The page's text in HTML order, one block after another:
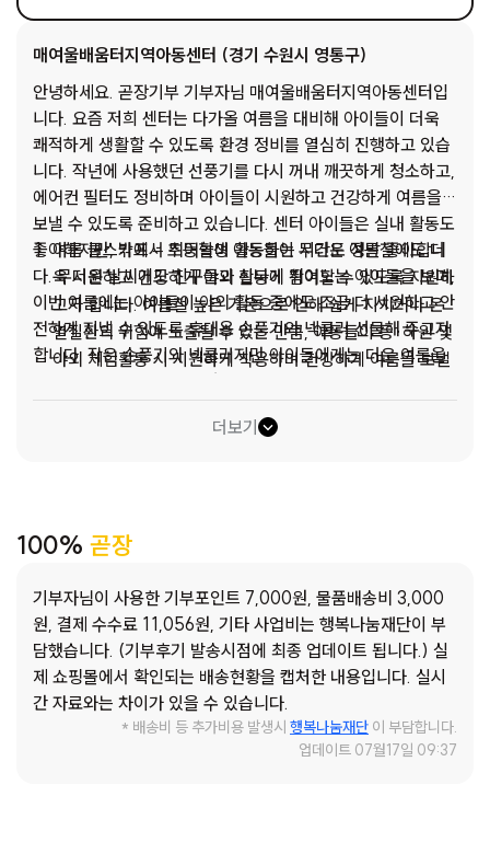
매여울배움터지역아동센터 (경기 수원시 영통구)
안녕하세요. 곧장기부 기부자님 매여울배움터지역아동센터입
니다. 요즘 저희 센터는 다가올 여름을 대비해 아이들이 더욱
쾌적하게 생활할 수 있도록 환경 정비를 열심히 진행하고 있습
니다. 작년에 사용했던 선풍기를 다시 꺼내 깨끗하게 청소하고,
에어컨 필터도 정비하며 아이들이 시원하고 건강하게 여름을
보낼 수 있도록 준비하고 있습니다. 센터 아이들은 실내 활동도
좋아하지만, 밖에서 뛰어놀며 활동하는 시간도 정말 좋아합니
다. 무더운 날씨에도 친구들과 신나게 뛰어노는 아이들을 보며,
이번 여름에는 아이들이 야외 활동 중에도 조금 더 시원하고 안
전하게 지낼 수 있도록 휴대용 손풍기와 넥쿨러 선물해 주고자
합니다. 작은 손풍기와 넥쿨러지만 아이들에게는 더운 여름을
강하고 시원한 여름을 보낼 수 있도록 따뜻한 관심과 응원 부탁
여름 쿨스카프 – 초등학생 아동들이 무더운 여름철에도 더
욱 시원하고 건강하게 야외 활동에 참여할 수 있도록 지원하
고자 합니다. 여름철 높은 기온으로 인해 쉽게 지치거나 온
열질환의 위험에 노출될 수 있는 만큼, 아동들이 등·하원 및
야외 체험활동 시 시원하게 착용하며 건강하게 여름을 보낼
손풍기 - 아동들이 무더운 여름철 바깥 활동이나 등·하원
시간에도 더욱 시원하고 쾌적하게 생활할 수 있도록 지원하
더보기
100% 곧장
기부자님이 사용한 기부포인트 7,000원, 물품배송비 3,000
원, 결제 수수료 11,056원, 기타 사업비는 행복나눔재단이 부
담했습니다. (기부후기 발송시점에 최종 업데이트 됩니다.) 실
제 쇼핑몰에서 확인되는 배송현황을 캡처한 내용입니다. 실시
간 자료와는 차이가 있을 수 있습니다.
* 배송비 등 추가비용 발생시 행복나눔재단 이 부담합니다.
업데이트 07월17일 09:37